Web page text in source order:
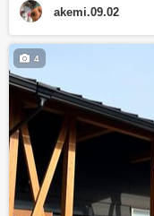
akemi.09.02
4